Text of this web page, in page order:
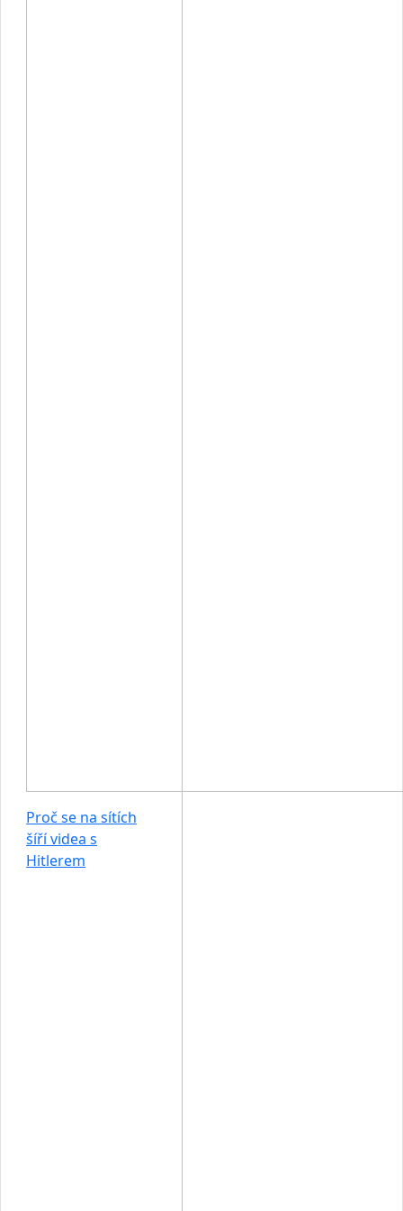
Proč se na sítích
šíří videa s
Hitlerem